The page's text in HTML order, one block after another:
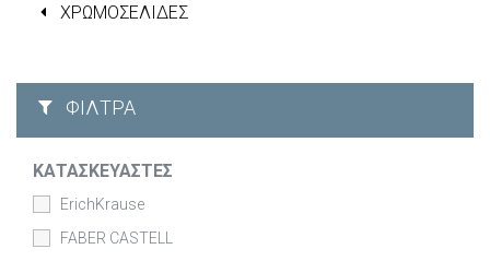
ΧΡΩΜΟΣΕΛΙΔΕΣ
ΦΊΛΤΡΑ
ΚΑΤΑΣΚΕΥΑΣΤΈΣ
ErichKrause
FABER CASTELL